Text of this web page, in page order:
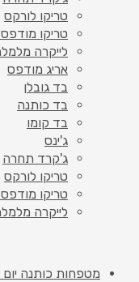
טריקו לורקס
טריקו מודפס
לייקרה
אריג מודפס
בד גובלן
בד כותנה
בד קומו
ג'ינס
ג'קרד תחרה
טריקו לורקס
טריקו מודפס
לייקרה
מטפחות כותנה יום